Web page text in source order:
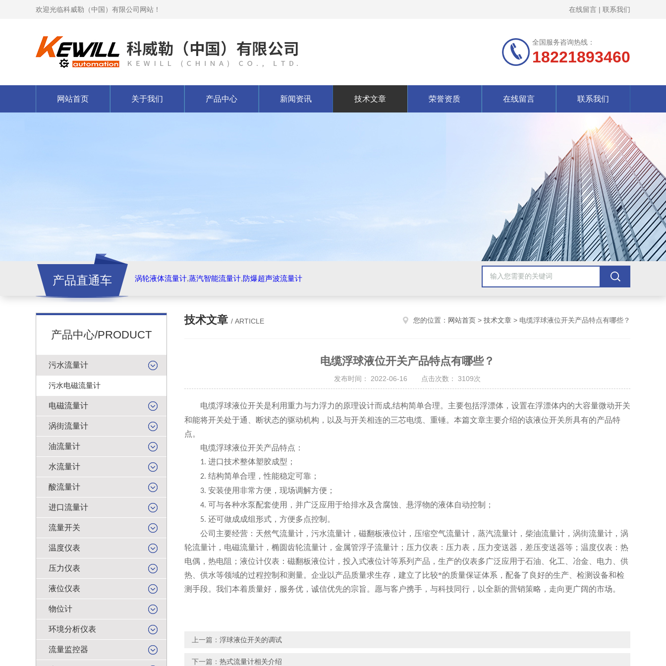
欢迎光临科威勒（中国）有限公司网站！ 在线留言 | 联系我们
全国服务咨询热线：
18221893460
网站首页 关于我们 产品中心 新闻资讯 技术文章 荣誉资质 在线留言 联系我们
产品直通车 涡轮液体流量计,蒸汽智能流量计,防爆超声波流量计
产品中心/PRODUCT
污水流量计
污水电磁流量计
电磁流量计
涡街流量计
油流量计
水流量计
酸流量计
进口流量计
流量开关
温度仪表
压力仪表
液位仪表
物位计
环境分析仪表
流量监控器
技术文章 / ARTICLE 您的位置： 网站首页 > 技术文章 > 电缆浮球液位开关产品特点有哪些？
电缆浮球液位开关产品特点有哪些？
发布时间： 2022-06-16 点击次数： 3109次
电缆浮球液位开关是利用重力与力浮力的原理设计而成,结构简单合理。主要包括浮漂体，设置在浮漂体内的大容量微动开关
和能将开关处于通、断状态的驱动机构，以及与开关相连的三芯电缆、重锤。本篇文章主要介绍的该液位开关所具有的产品特
点。
电缆浮球液位开关产品特点：
1. 进口技术整体塑胶成型；
2. 结构简单合理，性能稳定可靠；
3. 安装使用非常方便，现场调解方便；
4. 可与各种水泵配套使用，并广泛应用于给排水及含腐蚀、悬浮物的液体自动控制；
5. 还可做成成组形式，方便多点控制。
公司主要经营：天然气流量计，污水流量计，磁翻板液位计，压缩空气流量计，蒸汽流量计，柴油流量计，涡街流量计，涡
轮流量计，电磁流量计，椭圆齿轮流量计，金属管浮子流量计；压力仪表：压力表，压力变送器，差压变送器等；温度仪表：热
电偶，热电阻；液位计仪表：磁翻板液位计，投入式液位计等系列产品，生产的仪表多广泛应用于石油、化工、冶金、电力、供
热、供水等领域的过程控制和测量。企业以产品质量求生存，建立了比较*的质量保证体系，配备了良好的生产、检测设备和检
测手段。我们本着质量好，服务优，诚信优先的宗旨。愿与客户携手，与科技同行，以全新的营销策略，走向更广阔的市场。
上一篇： 浮球液位开关的调试
下一篇： 热式流量计相关介绍